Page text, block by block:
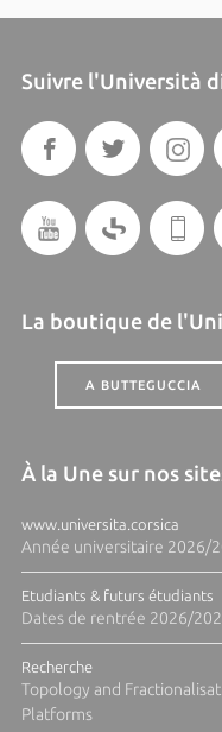
Suivre l'Università
La boutique de
A BUTTEGUCCIA
À la Une sur nos
www.universita.corsica
Année universitaire 2026/
Etudiants & futurs étudiants
Dates de rentrée 2026/
Recherche
Topology and
Platforms